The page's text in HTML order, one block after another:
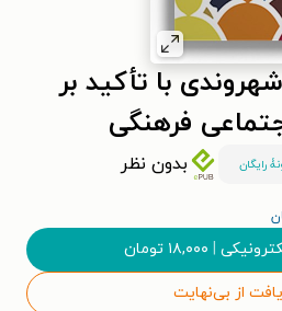
با تأکید بر
فرهنگی
رایگان بدون نظر
| ۱۸,۰۰۰ تومان
از بی‌نهایت